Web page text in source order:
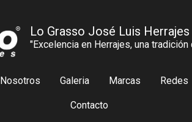
Lo Grasso José Luis Herrajes
"Excelencia en Herrajes, una
Nosotros Galeria Marcas Redes
Contacto